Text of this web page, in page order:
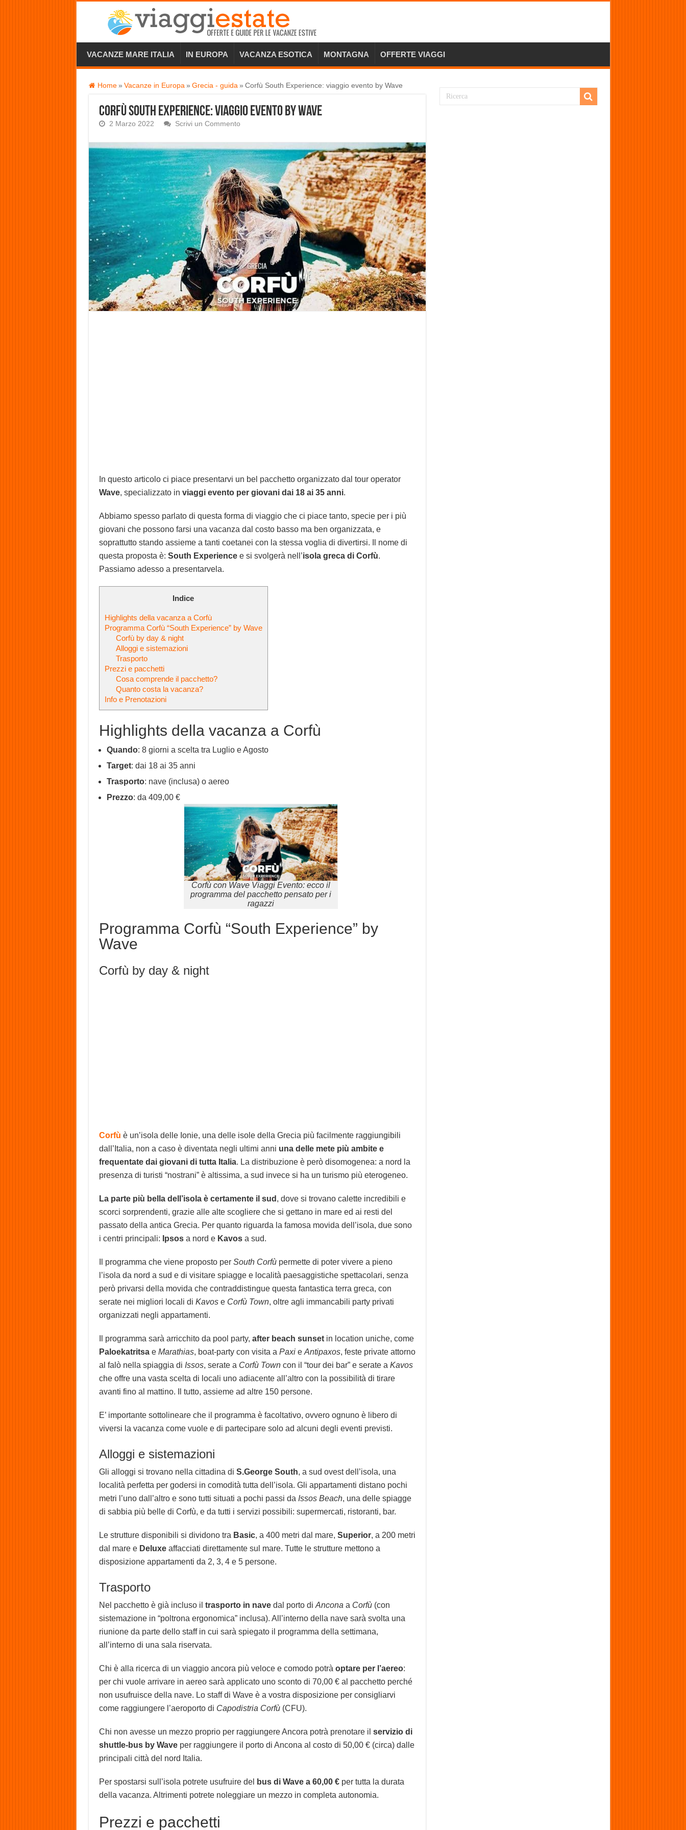
VACANZE MARE ITALIA IN EUROPA VACANZA ESOTICA MONTAGNA OFFERTE VIAGGI
Home » Vacanze in Europa » Grecia - guida » Corfù South Experience: viaggio evento by Wave
Corfù South Experience: viaggio evento by Wave
2 Marzo 2022 Scrivi un Commento
In questo articolo ci piace presentarvi un bel pacchetto organizzato dal tour operator
Wave, specializzato in viaggi evento per giovani dai 18 ai 35 anni.
Abbiamo spesso parlato di questa forma di viaggio che ci piace tanto, specie per i più
giovani che possono farsi una vacanza dal costo basso ma ben organizzata, e
soprattutto stando assieme a tanti coetanei con la stessa voglia di divertirsi. Il nome di
questa proposta è: South Experiencee si svolgerà nell’isola greca di Corfù.
Passiamo adesso a presentarvela.
Indice
Highlights della vacanza a Corfù
Programma Corfù “South Experience” by Wave
Corfù by day & night
Alloggi e sistemazioni
Trasporto
Prezzi e pacchetti
Cosa comprende il pacchetto?
Quanto costa la vacanza?
Info e Prenotazioni
Highlights della vacanza a Corfù
Quando: 8 giorni a scelta tra Luglio e Agosto
Target: dai 18 ai 35 anni
Trasporto: nave (inclusa) o aereo
Prezzo: da 409,00 €
Corfù con Wave Viaggi Evento: ecco il
programma del pacchetto pensato per i
ragazzi
Programma Corfù “South Experience” by
Wave
Corfù by day & night
Corfù è un’isola delle Ionie, una delle isole della Grecia più facilmente raggiungibili
dall’Italia, non a caso è diventata negli ultimi anni una delle mete più ambite e
frequentate dai giovani di tutta Italia. La distribuzione è però disomogenea: a nord la
presenza di turisti “nostrani” è altissima, a sud invece si ha un turismo più eterogeneo.
La parte più bella dell’isola è certamente il sud , dove si trovano calette incredibili e
scorci sorprendenti, grazie alle alte scogliere che si gettano in mare ed ai resti del
passato della antica Grecia. Per quanto riguarda la famosa movida dell’isola, due sono
i centri principali: Ipsosa nord e Kavosa sud.
Il programma che viene proposto per South Corfùpermette di poter vivere a pieno
l’isola da nord a sud e di visitare spiagge e località paesaggistiche spettacolari, senza
però privarsi della movida che contraddistingue questa fantastica terra greca, con
serate nei migliori locali di Kavose Corfù Town, oltre agli immancabili party privati
organizzati negli appartamenti.
Il programma sarà arricchito da pool party, after beach sunsetin location uniche, come
Paloekatritsa e Marathias, boat-party con visita a Paxie Antipaxos, feste private attorno
al falò nella spiaggia di Issos, serate a Corfù Towncon il “tour dei bar” e serate a Kavos
che offre una vasta scelta di locali uno adiacente all’altro con la possibilità di tirare
avanti fino al mattino. Il tutto, assieme ad altre 150 persone.
E’ importante sottolineare che il programma è facoltativo, ovvero ognuno è libero di
viversi la vacanza come vuole e di partecipare solo ad alcuni degli eventi previsti.
Alloggi e sistemazioni
Gli alloggi si trovano nella cittadina di S.George South, a sud ovest dell’isola, una
località perfetta per godersi in comodità tutta dell’isola. Gli appartamenti distano pochi
metri l’uno dall’altro e sono tutti situati a pochi passi da Issos Beach, una delle spiagge
di sabbia più belle di Corfù, e da tutti i servizi possibili: supermercati, ristoranti, bar.
Le strutture disponibili si dividono tra Basic, a 400 metri dal mare, Superior, a 200 metri
dal mare e Deluxeaffacciati direttamente sul mare. Tutte le strutture mettono a
disposizione appartamenti da 2, 3, 4 e 5 persone.
Trasporto
Nel pacchetto è già incluso il trasporto in navedal porto di Ancona a Corfù(con
sistemazione in “poltrona ergonomica” inclusa). All’interno della nave sarà svolta una
riunione da parte dello staff in cui sarà spiegato il programma della settimana,
all’interno di una sala riservata.
Chi è alla ricerca di un viaggio ancora più veloce e comodo potrà optare per l’aereo:
per chi vuole arrivare in aereo sarà applicato uno sconto di 70,00 € al pacchetto perché
non usufruisce della nave. Lo staff di Wave è a vostra disposizione per consigliarvi
come raggiungere l’aeroporto di Capodistria Corfù(CFU).
Chi non avesse un mezzo proprio per raggiungere Ancora potrà prenotare il servizio di
shuttle-bus by Waveper raggiungere il porto di Ancona al costo di 50,00 € (circa) dalle
principali città del nord Italia.
Per spostarsi sull’isola potrete usufruire del bus di Wave a 60,00 €per tutta la durata
della vacanza. Altrimenti potrete noleggiare un mezzo in completa autonomia.
Prezzi e pacchetti